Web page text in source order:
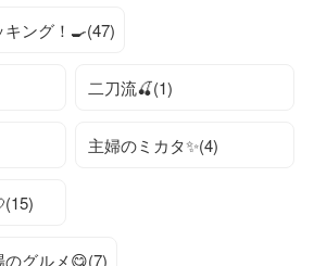
ング！🍳(47)
二刀流🍒(1)
主婦のミカタ✨(4)
のグルメ😋(7)